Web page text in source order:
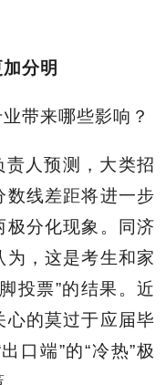
分明
带来哪些影响？
人预测，大类招
数线差距将进一步
极分化现象。同济
为，这是考生和家
投票”的结果。近
心的莫过于应届毕
口端”的“冷热”极